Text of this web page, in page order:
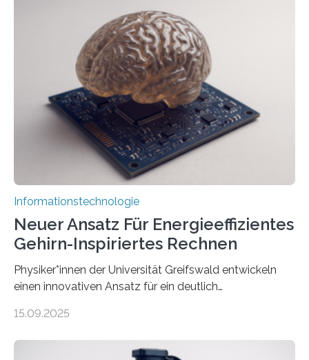
der Universität Bonn und der TH Köln gemeinsam mit
der MindPort GmbH eine neuartige, KI-gestützte
Lösung zur Erzeugung von Emotionen für realistische
Avatare. Gen-AIvatar entwickelt innovative und
kosteneffiziente Methoden, um lebensechte Avatare zu
erstellen. „Besonders wichtig ist uns eine ganzheitliche
Animation, bei der Stimme, Körperbewegung, Gestik
und Mimik im Einklang sind…
Informationstechnologie
Neuer Ansatz Für Energieeffizientes
Gehirn-Inspiriertes Rechnen
Physiker*innen der Universität Greifswald entwickeln
einen innovativen Ansatz für ein deutlich
Lösungsweg ist inspiriert vom menschlichen Gehirn. Die
stellt die heutige Computertechnik vor
15.09.2025